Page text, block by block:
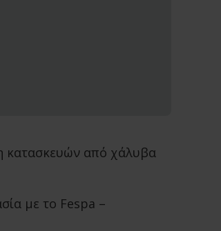
κατασκευών από χάλυβα
με το Fespa –